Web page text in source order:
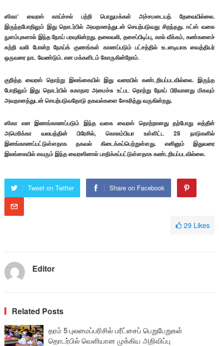
ஸிகா’ வைரஸ் காய்ச்சல் பற்றி பொதுமக்கள் அச்சமடையத் தேவையில்லை.
இருந்தபோதிலும் இது தொடர்பில் அவதானத்துடன் செயற்படுவது சிறந்தது. ஈட்ஸ் வகை
நுளம்புகளால் இந்த நோய் பரவுகின்றது. தலைவலி, தசைப்பிடிப்பு, கால் வீக்கம், கண்களைச்
சுற்றி வலி போன்ற நோய்க் குணங்கள் காணப்படும் பட்சத்தில் உடனடியாக வைத்தியர்
ஒருவரை நாட வேண்டும். என மக்களிடம் கோருகின்றோம்.
குறித்த வைரஸ் தொற்று இலங்கையில் இது வரையில் கண்டறியப்படவில்லை. இருந்த
போதிலும் இது தொடர்பில் சுகாதார அமைச்சு உட்பட தொற்று நோய் பிரிவானது மிகவும்
அவதானத்துடன் செயற்படுவதோடு தகவல்களை சேகரித்து வருகின்றது.
ஸிகா என இணங்காணப்படும் இந்த வகை வைரஸ் தொற்றானது தற்போது லத்தீன்
அமெரிக்கா வலயத்தின் பிரேசில், கொலம்பியா உள்ளிட்ட 28 நாடுகளில்
இனங்காணப்பட்டுள்ளதாக தகவல் கிடைக்கப்பெற்றுள்ளது. எனினும் இதுவரை
இலங்கையில் எவரும் இந்த வைரஸினால் பாதிக்கப்பட்டுள்ளதாக கண்டறியப்படவில்லை.
Tweet on Twitter Share on Facebook
29 Likes
Editor
Related Posts
தரம் 5 புலமைப்பரிசில் பரீட்சைப் பெறுபேறுகள்
தொடர்பில் வெளியான முக்கிய அறிவிப்பு